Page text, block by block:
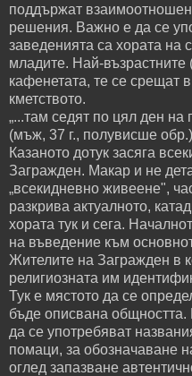
поддържат
решения. Важно е да се
заведенията са хората на
младите. Най-възрастните
кафенетата, те се срещат
кметството.
„...там седят по цял ден на
(мъж, 37 г., полувисше обр.)
Казаното дотук засяга
Загражден. Макар и не
„всекидневно живеене",
разкрива актуалното,
хората тук и сега.
на въведение към
Жителите на Загражден в
религиозната им
Тук е мястото да се
бъде описвана
да се употребяват
помаци, за обозначаване
оглед запазване